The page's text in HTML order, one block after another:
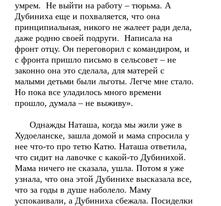
умрем. Не выйти на работу – тюрьма. А
Дубиниха еще и похваляется, что она
принципиальная, никого не жалеет ради дела,
даже родню своей подруги. Написала на
фронт отцу. Он переговорил с командиром, и
с фронта пришло письмо в сельсовет – не
законно она это сделала, для матерей с
малыми детьми были льготы. Легче мне стало.
Но пока все уладилось много времени
прошло, думала – не выживу».
Однажды Наташа, когда мы жили уже в
Худоеланске, зашла домой и мама спросила у
нее что-то про тетю Катю. Наташа ответила,
что сидит на лавочке с какой-то Дубинихой.
Мама ничего не сказала, ушла. Потом я уже
узнала, что она этой Дубинихе высказала все,
что за годы в душе наболело. Маму
успокаивали, а Дубиниха сбежала. Посиделки